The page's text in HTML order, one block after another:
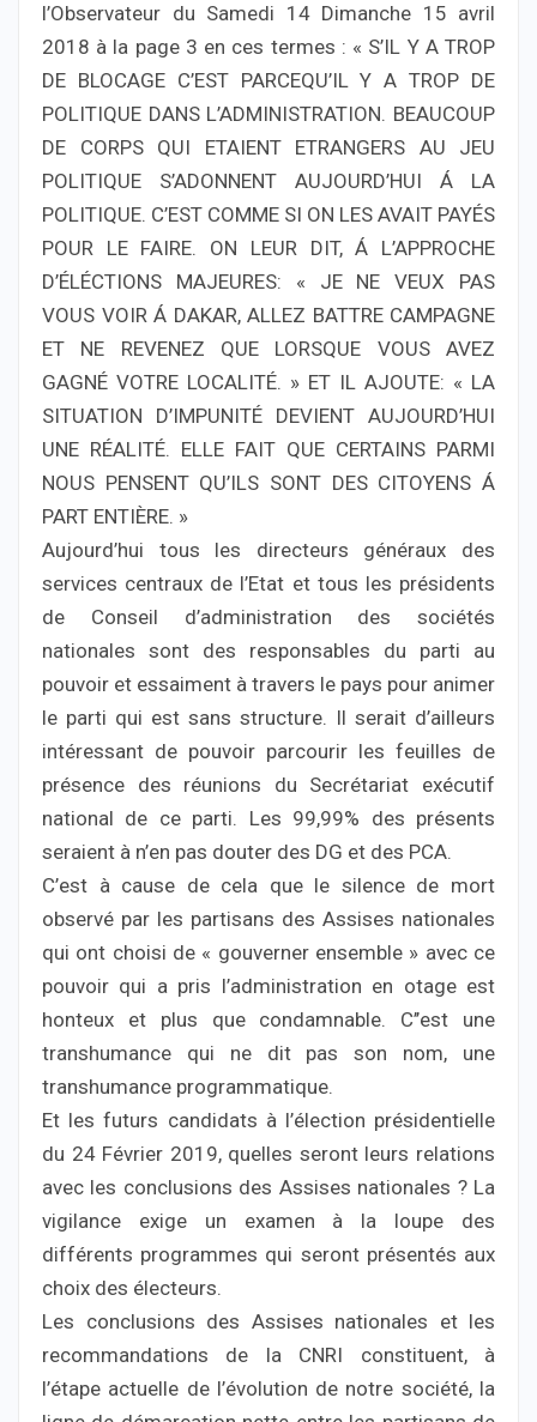
l’Observateur du Samedi 14 Dimanche 15 avril
2018 à la page 3 en ces termes : « S’IL Y A TROP
DE BLOCAGE C’EST PARCEQU’IL Y A TROP DE
POLITIQUE DANS L’ADMINISTRATION. BEAUCOUP
DE CORPS QUI ETAIENT ETRANGERS AU JEU
POLITIQUE S’ADONNENT AUJOURD’HUI Á LA
POLITIQUE. C’EST COMME SI ON LES AVAIT PAYÉS
POUR LE FAIRE. ON LEUR DIT, Á L’APPROCHE
D’ÉLÉCTIONS MAJEURES: « JE NE VEUX PAS
VOUS VOIR Á DAKAR, ALLEZ BATTRE CAMPAGNE
ET NE REVENEZ QUE LORSQUE VOUS AVEZ
GAGNÉ VOTRE LOCALITÉ. » ET IL AJOUTE: « LA
SITUATION D’IMPUNITÉ DEVIENT AUJOURD’HUI
UNE RÉALITÉ. ELLE FAIT QUE CERTAINS PARMI
NOUS PENSENT QU’ILS SONT DES CITOYENS Á
PART ENTIÈRE. »
Aujourd’hui tous les directeurs généraux des
services centraux de l’Etat et tous les présidents
de Conseil d’administration des sociétés
nationales sont des responsables du parti au
pouvoir et essaiment à travers le pays pour animer
le parti qui est sans structure. Il serait d’ailleurs
intéressant de pouvoir parcourir les feuilles de
présence des réunions du Secrétariat exécutif
national de ce parti. Les 99,99% des présents
seraient à n’en pas douter des DG et des PCA.
C’est à cause de cela que le silence de mort
observé par les partisans des Assises nationales
qui ont choisi de « gouverner ensemble » avec ce
pouvoir qui a pris l’administration en otage est
honteux et plus que condamnable. C’’est une
transhumance qui ne dit pas son nom, une
transhumance programmatique.
Et les futurs candidats à l’élection présidentielle
du 24 Février 2019, quelles seront leurs relations
avec les conclusions des Assises nationales ? La
vigilance exige un examen à la loupe des
différents programmes qui seront présentés aux
choix des électeurs.
Les conclusions des Assises nationales et les
recommandations de la CNRI constituent, à
l’étape actuelle de l’évolution de notre société, la